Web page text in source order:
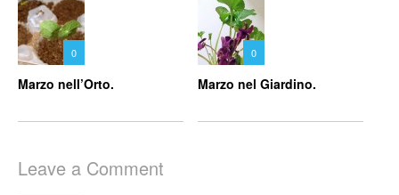
0
Marzo nell’Orto.
0
Marzo nel Giardino.
Leave a Comment